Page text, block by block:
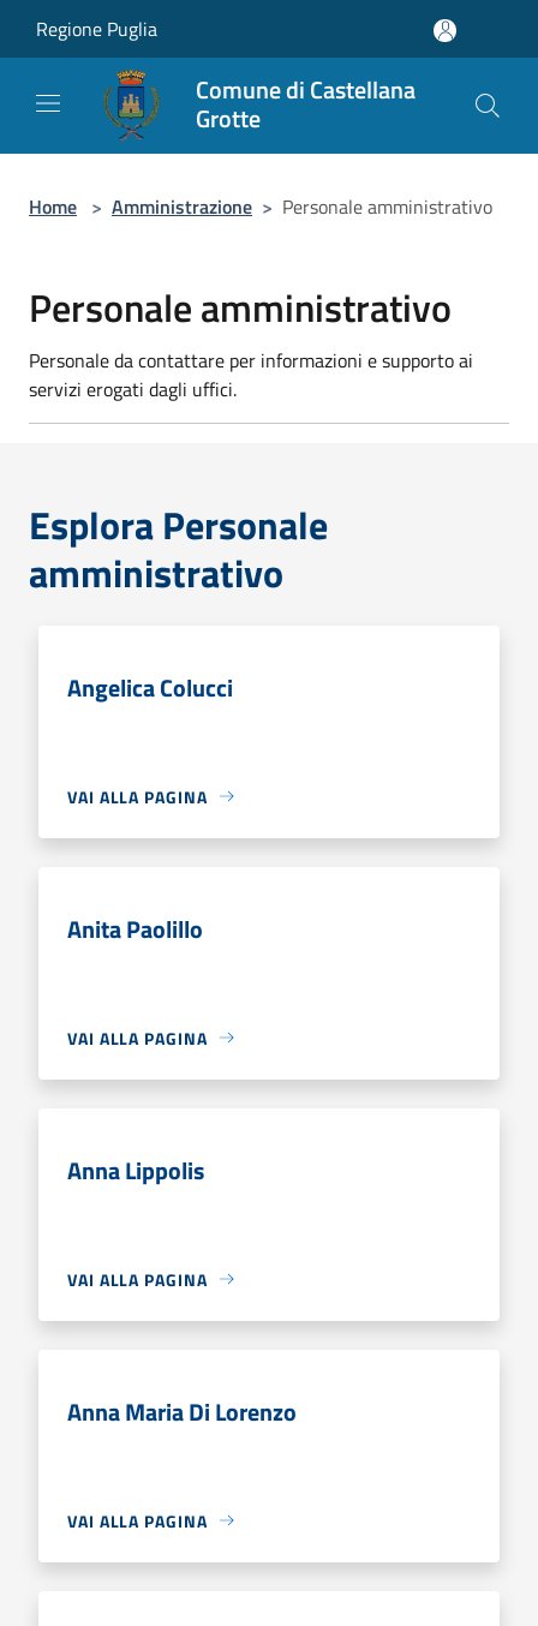
Regione Puglia
Comune di Castellana
Grotte
Home > Amministrazione > Personale amministrativo
Personale amministrativo
Personale da contattare per informazioni e supporto ai
servizi erogati dagli uffici.
Esplora Personale
amministrativo
Angelica Colucci
VAI ALLA PAGINA
Anita Paolillo
VAI ALLA PAGINA
Anna Lippolis
VAI ALLA PAGINA
Anna Maria Di Lorenzo
VAI ALLA PAGINA